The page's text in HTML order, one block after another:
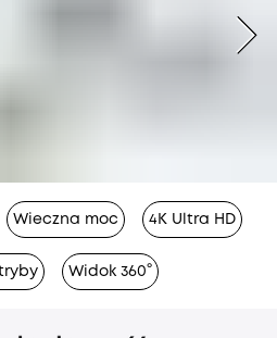
Wieczna moc 4K Ultra HD
Widok 360°